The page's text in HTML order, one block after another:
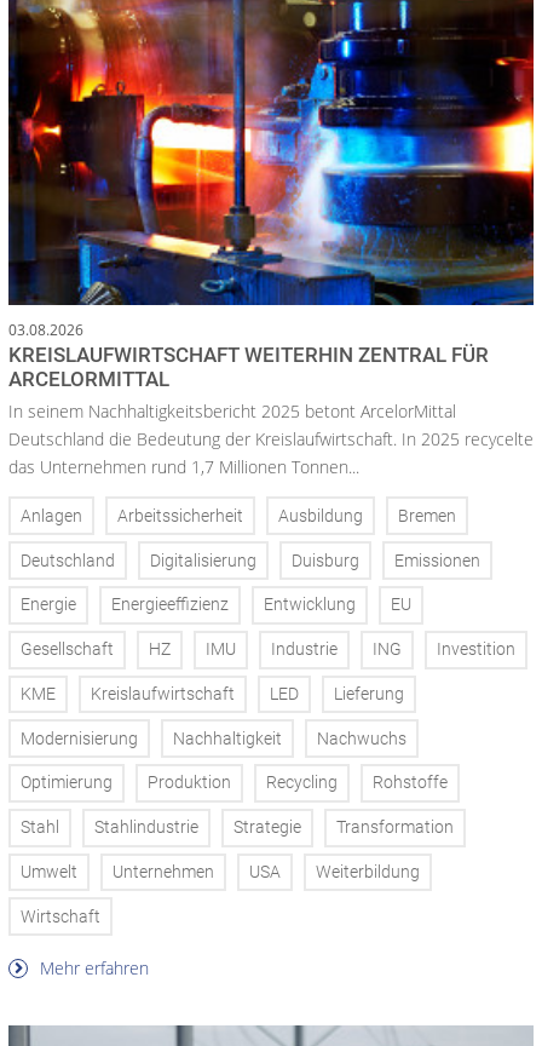
03.08.2026
KREISLAUFWIRTSCHAFT WEITERHIN ZENTRAL FÜR
ARCELORMITTAL
In seinem Nachhaltigkeitsbericht 2025 betont ArcelorMittal
Deutschland die Bedeutung der Kreislaufwirtschaft. In 2025 recycelte
das Unternehmen rund 1,7 Millionen Tonnen...
Anlagen Arbeitssicherheit Ausbildung Bremen
Deutschland Digitalisierung Duisburg Emissionen
Energie Energieeffizienz Entwicklung EU
Gesellschaft HZ IMU Industrie ING Investition
KME Kreislaufwirtschaft LED Lieferung
Modernisierung Nachhaltigkeit Nachwuchs
Optimierung Produktion Recycling Rohstoffe
Stahl Stahlindustrie Strategie Transformation
Umwelt Unternehmen USA Weiterbildung
Wirtschaft
Mehr erfahren